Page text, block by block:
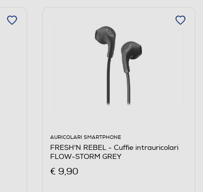
AURICOLARI SMARTPHONE
FRESH'N REBEL - Cuffie intrauricolari
FLOW-STORM GREY
€ 9,90